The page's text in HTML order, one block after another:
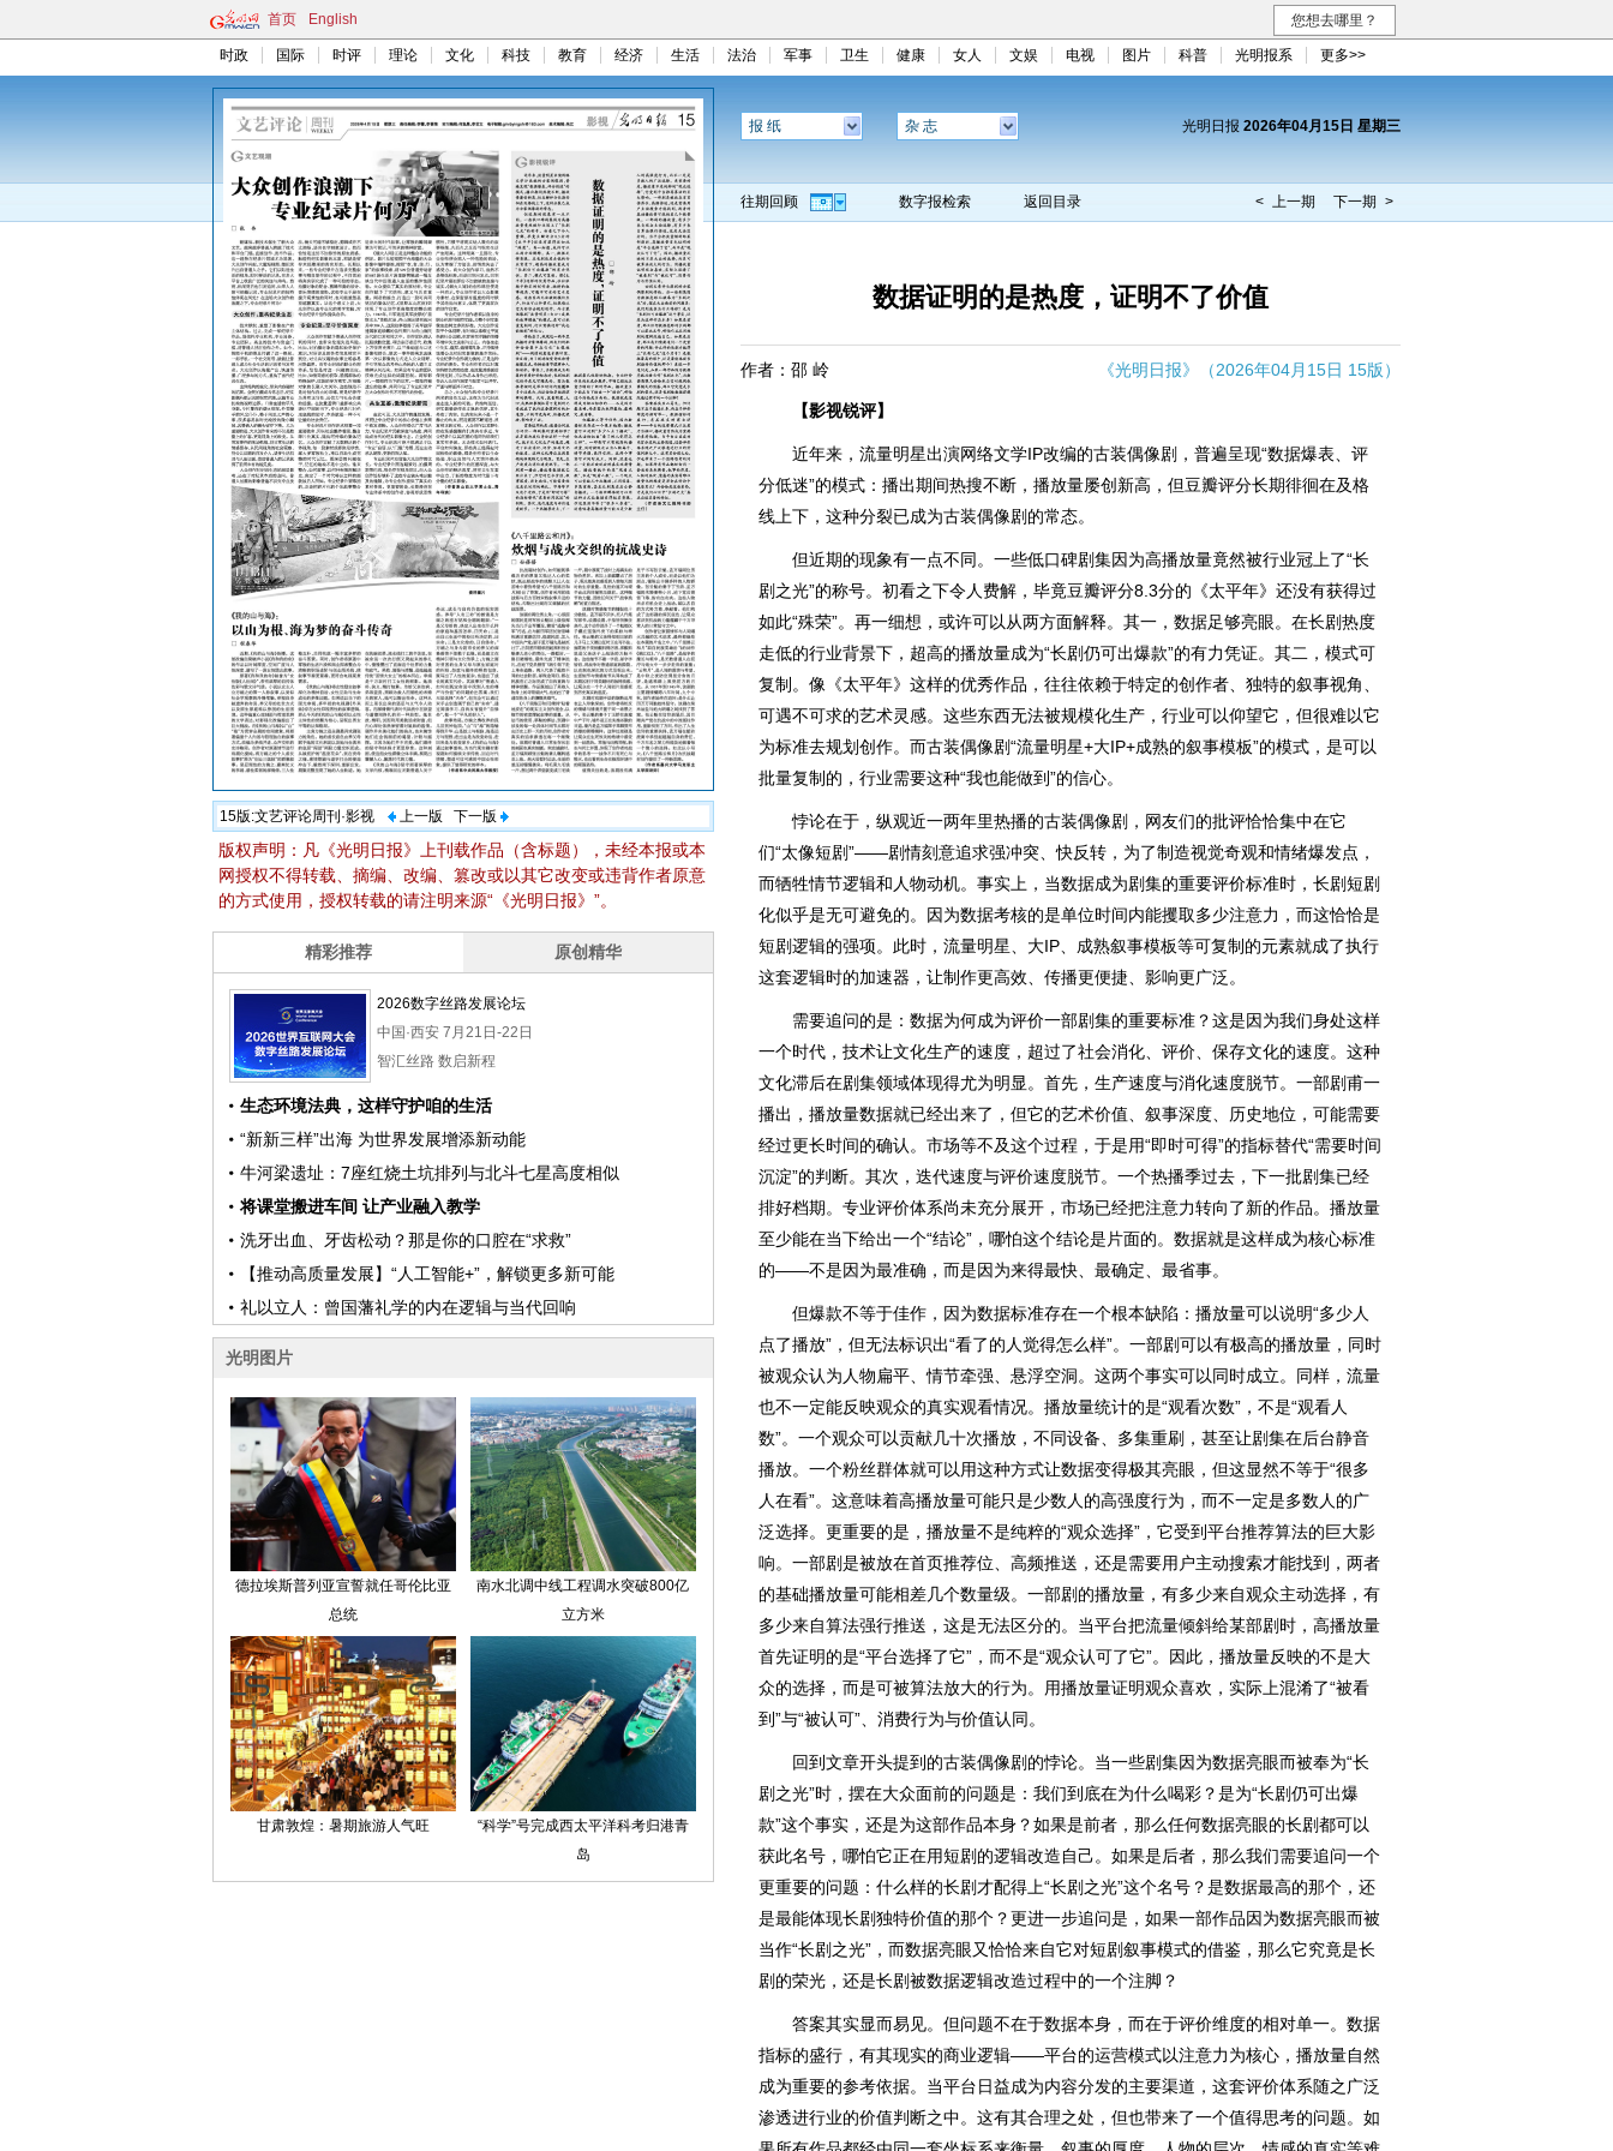
首页 English 您想去哪里？
时政 国际 时评 理论 文化 科技 教育 经济 生活 法治 军事 卫生 健康 女人 文娱 电视 图片 科普 光明报系 更多>>
15版:文艺评论周刊·影视 上一版 下一版
版权声明：凡《光明日报》上刊载作品（含标题），未经本报或本
网授权不得转载、摘编、改编、篡改或以其它改变或违背作者原意
的方式使用，授权转载的请注明来源“《光明日报》”。
报 纸 杂 志 光明日报 2026年04月15日 星期三
往期回顾 数字报检索 返回目录 < 上一期 下一期 >
数据证明的是热度，证明不了价值
作者：邵 岭 《光明日报》（2026年04月15日 15版）
【影视锐评】
近年来，流量明星出演网络文学IP改编的古装偶像剧，普遍呈现“数据爆表、评
分低迷”的模式：播出期间热搜不断，播放量屡创新高，但豆瓣评分长期徘徊在及格
线上下，这种分裂已成为古装偶像剧的常态。
但近期的现象有一点不同。一些低口碑剧集因为高播放量竟然被行业冠上了“长
剧之光”的称号。初看之下令人费解，毕竟豆瓣评分8.3分的《太平年》还没有获得过
如此“殊荣”。再一细想，或许可以从两方面解释。其一，数据足够亮眼。在长剧热度
走低的行业背景下，超高的播放量成为“长剧仍可出爆款”的有力凭证。其二，模式可
复制。像《太平年》这样的优秀作品，往往依赖于特定的创作者、独特的叙事视角、
可遇不可求的艺术灵感。这些东西无法被规模化生产，行业可以仰望它，但很难以它
为标准去规划创作。而古装偶像剧“流量明星+大IP+成熟的叙事模板”的模式，是可以
批量复制的，行业需要这种“我也能做到”的信心。
悖论在于，纵观近一两年里热播的古装偶像剧，网友们的批评恰恰集中在它
们“太像短剧”——剧情刻意追求强冲突、快反转，为了制造视觉奇观和情绪爆发点，
而牺牲情节逻辑和人物动机。事实上，当数据成为剧集的重要评价标准时，长剧短剧
化似乎是无可避免的。因为数据考核的是单位时间内能攫取多少注意力，而这恰恰是
短剧逻辑的强项。此时，流量明星、大IP、成熟叙事模板等可复制的元素就成了执行
这套逻辑时的加速器，让制作更高效、传播更便捷、影响更广泛。
需要追问的是：数据为何成为评价一部剧集的重要标准？这是因为我们身处这样
一个时代，技术让文化生产的速度，超过了社会消化、评价、保存文化的速度。这种
文化滞后在剧集领域体现得尤为明显。首先，生产速度与消化速度脱节。一部剧甫一
播出，播放量数据就已经出来了，但它的艺术价值、叙事深度、历史地位，可能需要
经过更长时间的确认。市场等不及这个过程，于是用“即时可得”的指标替代“需要时间
沉淀”的判断。其次，迭代速度与评价速度脱节。一个热播季过去，下一批剧集已经
排好档期。专业评价体系尚未充分展开，市场已经把注意力转向了新的作品。播放量
至少能在当下给出一个“结论”，哪怕这个结论是片面的。数据就是这样成为核心标准
的——不是因为最准确，而是因为来得最快、最确定、最省事。
但爆款不等于佳作，因为数据标准存在一个根本缺陷：播放量可以说明“多少人
点了播放”，但无法标识出“看了的人觉得怎么样”。一部剧可以有极高的播放量，同时
被观众认为人物扁平、情节牵强、悬浮空洞。这两个事实可以同时成立。同样，流量
也不一定能反映观众的真实观看情况。播放量统计的是“观看次数”，不是“观看人
数”。一个观众可以贡献几十次播放，不同设备、多集重刷，甚至让剧集在后台静音
播放。一个粉丝群体就可以用这种方式让数据变得极其亮眼，但这显然不等于“很多
人在看”。这意味着高播放量可能只是少数人的高强度行为，而不一定是多数人的广
泛选择。更重要的是，播放量不是纯粹的“观众选择”，它受到平台推荐算法的巨大影
响。一部剧是被放在首页推荐位、高频推送，还是需要用户主动搜索才能找到，两者
的基础播放量可能相差几个数量级。一部剧的播放量，有多少来自观众主动选择，有
多少来自算法强行推送，这是无法区分的。当平台把流量倾斜给某部剧时，高播放量
首先证明的是“平台选择了它”，而不是“观众认可了它”。因此，播放量反映的不是大
众的选择，而是可被算法放大的行为。用播放量证明观众喜欢，实际上混淆了“被看
到”与“被认可”、消费行为与价值认同。
回到文章开头提到的古装偶像剧的悖论。当一些剧集因为数据亮眼而被奉为“长
剧之光”时，摆在大众面前的问题是：我们到底在为什么喝彩？是为“长剧仍可出爆
款”这个事实，还是为这部作品本身？如果是前者，那么任何数据亮眼的长剧都可以
获此名号，哪怕它正在用短剧的逻辑改造自己。如果是后者，那么我们需要追问一个
更重要的问题：什么样的长剧才配得上“长剧之光”这个名号？是数据最高的那个，还
是最能体现长剧独特价值的那个？更进一步追问是，如果一部作品因为数据亮眼而被
当作“长剧之光”，而数据亮眼又恰恰来自它对短剧叙事模式的借鉴，那么它究竟是长
剧的荣光，还是长剧被数据逻辑改造过程中的一个注脚？
答案其实显而易见。但问题不在于数据本身，而在于评价维度的相对单一。数据
指标的盛行，有其现实的商业逻辑——平台的运营模式以注意力为核心，播放量自然
成为重要的参考依据。当平台日益成为内容分发的主要渠道，这套评价体系随之广泛
渗透进行业的价值判断之中。这有其合理之处，但也带来了一个值得思考的问题。如